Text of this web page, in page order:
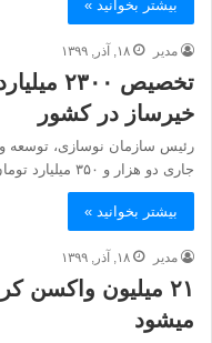
بیشتر بخوانید »
مدیر ۱۸, آذر, ۱۳۹۹
تخصیص
خیرساز در کشور
رئیس سازمان نوسازی، توسعه
جاری دو هزار و ۳۵۰ میلیارد تومان اعتبار…
بیشتر بخوانید »
مدیر ۱۸, آذر, ۱۳۹۹
می‎شود